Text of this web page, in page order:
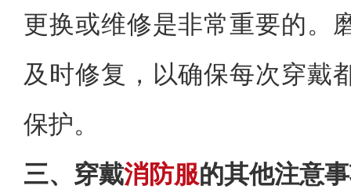
更换或维修是非常重要的。
及时修复，以确保每次穿戴
保护。
三、穿戴消防服的其他注意